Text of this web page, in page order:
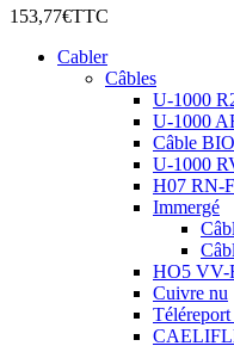
153,77€TTC
Cabler
Câbles
U-1000
U-1000
Câble BIO
U-1000
H07 RN-
Immergé
HO5 VV-
Cuivre nu
Téléreport